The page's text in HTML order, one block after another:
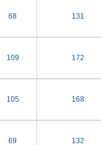
68 131
109 172
105 168
69 132